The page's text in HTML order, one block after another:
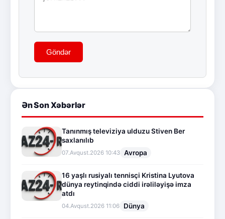
Göndər
Ən Son Xəbərlər
Tanınmış televiziya ulduzu Stiven Ber
saxlanılıb
07.Avqust.2026 10:43 Avropa
16 yaşlı rusiyalı tennisçi Kristina Lyutova
dünya reytinqində ciddi irəliləyişə imza
atdı
04.Avqust.2026 11:06 Dünya